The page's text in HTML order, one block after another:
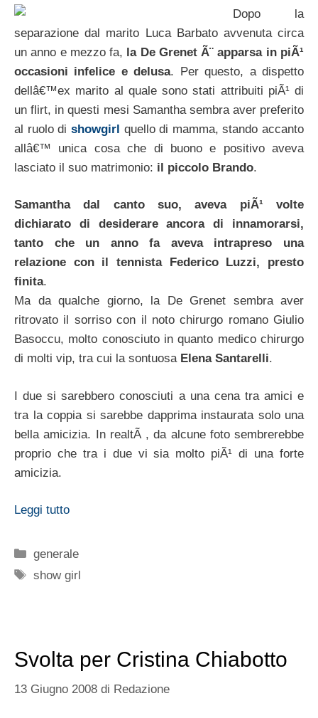
Dopo la
separazione dal marito Luca Barbato avvenuta circa
un anno e mezzo fa, la De Grenet Ã¨ apparsa in piÃ¹
occasioni infelice e delusa. Per questo, a dispetto
dellâ€™ex marito al quale sono stati attribuiti piÃ¹ di
un flirt, in questi mesi Samantha sembra aver preferito
al ruolo di showgirl quello di mamma, stando accanto
allâ€™ unica cosa che di buono e positivo aveva
lasciato il suo matrimonio: il piccolo Brando.
Samantha dal canto suo, aveva piÃ¹ volte
dichiarato di desiderare ancora di innamorarsi,
tanto che un anno fa aveva intrapreso una
relazione con il tennista Federico Luzzi, presto
finita.
Ma da qualche giorno, la De Grenet sembra aver
ritrovato il sorriso con il noto chirurgo romano Giulio
Basoccu, molto conosciuto in quanto medico chirurgo
di molti vip, tra cui la sontuosa Elena Santarelli.
I due si sarebbero conosciuti a una cena tra amici e
tra la coppia si sarebbe dapprima instaurata solo una
bella amicizia. In realtÃ , da alcune foto sembrerebbe
proprio che tra i due vi sia molto piÃ¹ di una forte
amicizia.
Leggi tutto
Categorie
generale
Tag
show girl
Svolta per Cristina Chiabotto
13 Giugno 2008 di Redazione